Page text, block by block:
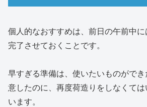
個人的なおすすめは、前日の午前中
完了させておくことです。
早すぎる準備は、使いたいものがで
意したのに、再度荷造りをしなくては
います。